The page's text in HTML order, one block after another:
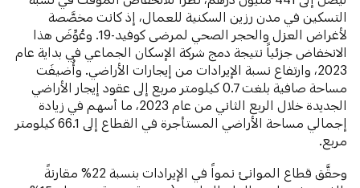
التسكين في مدن رزين السكنية للعمال، إذ كانت مخصَّصة
لأغراض العزل والحجر الصحي لمرضى كوفيد-19. وعُوِّضَ هذا
الانخفاض جزئياً نتيجة دمج شركة الإسكان الجماعي في بداية عام
2023، وارتفاع نسبة الإيرادات من إيجارات الأراضي. وأُضيفَت
مساحة صافية بلغت 0.7 كيلومتر مربع إلى عقود إيجار الأراضي
الجديدة خلال الربع الثاني من عام 2023، ما أسهم في زيادة
إجمالي مساحة الأراضي المستأجرة في القطاع إلى 66.1 كيلومتر
مربع.
وحقَّق قطاع الموانئ نمواً في الإيرادات بنسبة 22% مقارنةً